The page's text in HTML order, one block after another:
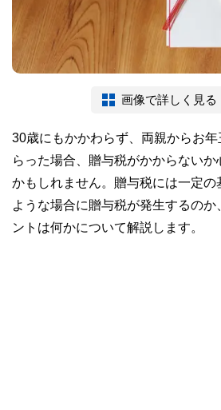
画像で詳しく見る
30歳にもかかわらず、両親からお
らった場合、贈与税がかからないか
かもしれません。贈与税には一定
ような場合に贈与税が発生するのか
ントは何かについて解説します。